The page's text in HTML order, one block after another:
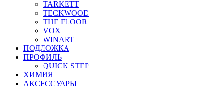
TARKETT
TECKWOOD
THE FLOOR
VOX
WINART
ПОДЛОЖКА
ПРОФИЛЬ
QUICK STEP
ХИМИЯ
АКСЕССУАРЫ